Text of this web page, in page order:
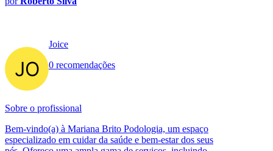
Joice
0 recomendações
Sobre o profissional
Bem-vindo(a) à Mariana Brito Podologia, um espaço
especializado em cuidar da saúde e bem-estar dos seus